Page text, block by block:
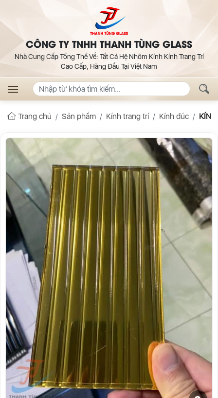
CÔNG TY TNHH THANH TÙNG GLASS
Nhà Cung Cấp Tổng Thể Về: Tất Cả Hệ Nhôm Kính Kính Trang Trí
Cao Cấp, Hàng Đầu Tại Việt Nam
Trang chủ Sản phẩm Kính trang trí Kính đúc